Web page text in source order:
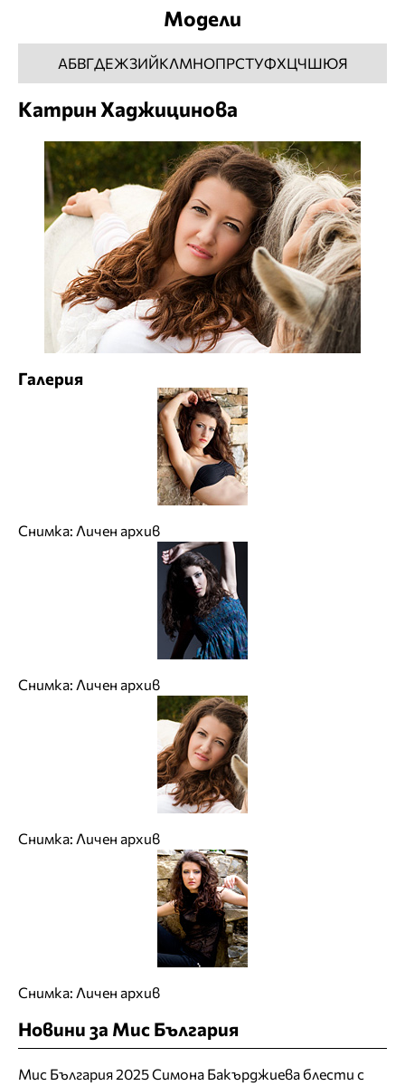
Модели
АБВГДЕЖЗИЙКЛМНОПРСТУФХЦЧШЮЯ
Катрин Хаджицинова
Галерия
Снимка: Личен архив
Снимка: Личен архив
Снимка: Личен архив
Снимка: Личен архив
Новини за Мис България
Мис България 2025 Симона Бакърджиева блести с